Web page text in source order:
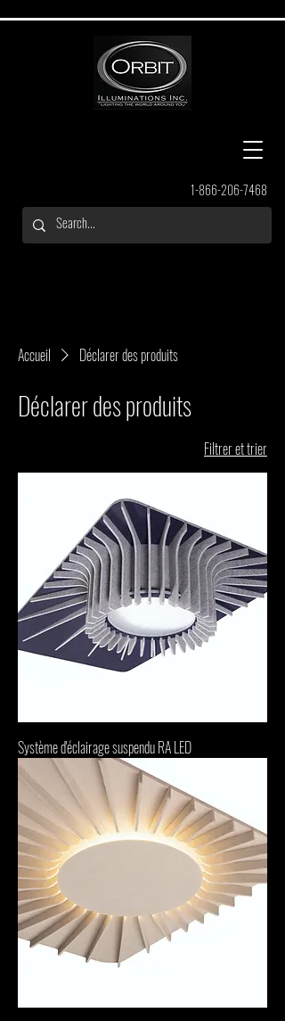
1-866-206-7468
Accueil Déclarer des produits
Déclarer des produits
Filtrer et trier
Système d'éclairage suspendu RA LED